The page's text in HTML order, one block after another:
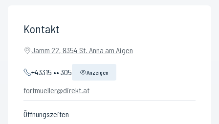
Kontakt
Jamm 22, 8354 St. Anna am Aigen
+43315 •• 305 Anzeigen
fortmueller@direkt.at
Öffnungszeiten